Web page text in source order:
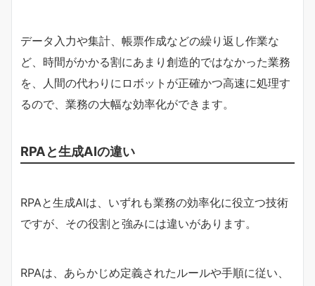
データ入力や集計、帳票作成などの繰り返し作業な
ど、時間がかかる割にあまり創造的ではなかった業務
を、人間の代わりにロボットが正確かつ高速に処理す
るので、業務の大幅な効率化ができます。
RPAと生成AIの違い
RPAと生成AIは、いずれも業務の効率化に役立つ技術
ですが、その役割と強みには違いがあります。
RPAは、あらかじめ定義されたルールや手順に従い、